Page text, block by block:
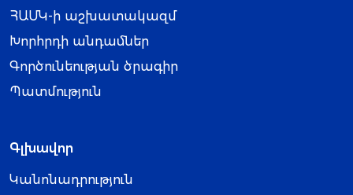
ՀԱՄԿ-ի աշխատակազմ
Խորհրդի անդամներ
Գործունեության ծրագիր
Պատմություն
Գլխավոր
Կանոնադրություն